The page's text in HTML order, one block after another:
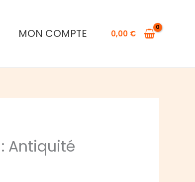
MON COMPTE 0,00 €
Antiquité